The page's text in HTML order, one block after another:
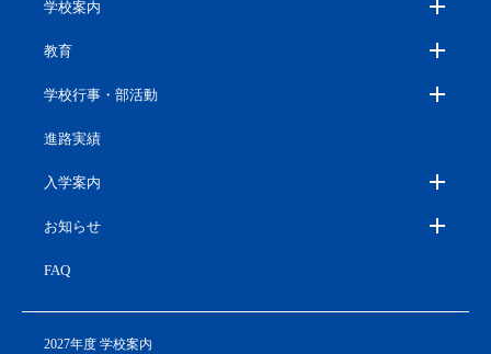
学校案内
教育
学校行事・部活動
進路実績
入学案内
お知らせ
FAQ
2027年度 学校案内